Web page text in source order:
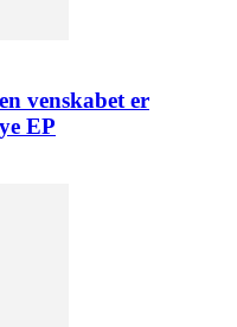
venskabet er
EP